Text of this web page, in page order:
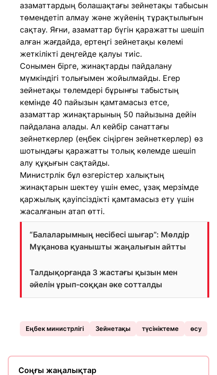
азаматтардың болашақтағы зейнетақы табысын
төмендетіп алмау және жүйенің тұрақтылығын
сақтау. Яғни, азаматтар бүгін қаражатты шешіп
алған жағдайда, ертеңгі зейнетақы көлемі
жеткілікті деңгейде қалуы тиіс.
Сонымен бірге, жинақтарды пайдалану
мүмкіндігі толығымен жойылмайды. Егер
зейнетақы төлемдері бұрынғы табыстың
кемінде 40 пайызын қамтамасыз етсе,
азаматтар жинақтарының 50 пайызына дейін
пайдалана алады. Ал кейбір санаттағы
зейнеткерлер (еңбек сіңірген зейнеткерлер) өз
шотындағы қаражатты толық көлемде шешіп
алу құқығын сақтайды.
Министрлік бұл өзгерістер халықтың
жинақтарын шектеу үшін емес, ұзақ мерзімде
қаржылық қауіпсіздікті қамтамасыз ету үшін
жасалғанын атап өтті.
“Балаларымның несібесі шығар”: Мөлдір
Мұқанова қуанышты жаңалығын айтты
Талдықорғанда 3 жастағы қызын мен
әйелін ұрып-соққан әке сотталды
Еңбек министрлігі Зейнетақы түсініктеме өсу
Соңғы жаңалықтар